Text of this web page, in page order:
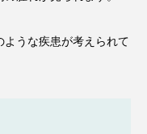
うな疾患が考えられて